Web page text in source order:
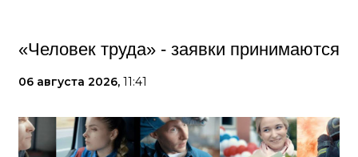
«Человек труда» - заявки принимаются
06 августа 2026, 11:41